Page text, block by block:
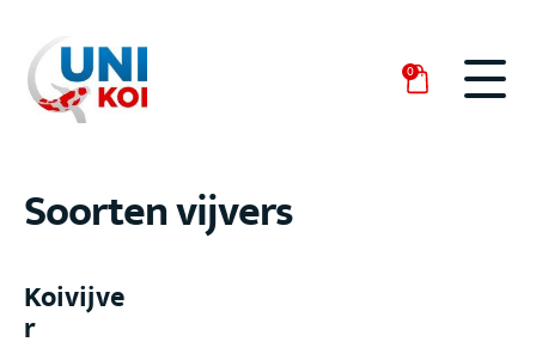
0
Soorten vijvers
Koivijve
r